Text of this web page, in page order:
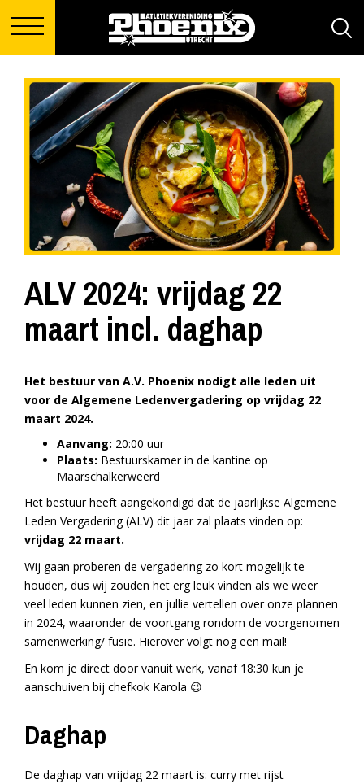
ALV 2024: vrijdag 22
maart incl. daghap
Het bestuur van A.V. Phoenix nodigt alle leden uit
voor de Algemene Ledenvergadering op vrijdag 22
maart 2024.
Aanvang: 20:00 uur
Plaats: Bestuurskamer in de kantine op
Maarschalkerweerd
Het bestuur heeft aangekondigd dat de jaarlijkse Algemene
Leden Vergadering (ALV) dit jaar zal plaats vinden op:
vrijdag 22 maart.
Wij gaan proberen de vergadering zo kort mogelijk te
houden, dus wij zouden het erg leuk vinden als we weer
veel leden kunnen zien, en jullie vertellen over onze plannen
in 2024, waaronder de voortgang rondom de voorgenomen
samenwerking/ fusie. Hierover volgt nog een mail!
En kom je direct door vanuit werk, vanaf 18:30 kun je
aanschuiven bij chefkok Karola 😉
Daghap
De daghap van vrijdag 22 maart is: curry met rijst